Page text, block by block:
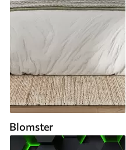
Blomster